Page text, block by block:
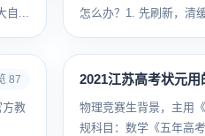
自... 怎么办？1. 先
87
方教
物理竞赛生背景，主用
规科目：数学《五年高